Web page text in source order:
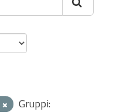
Gruppi: